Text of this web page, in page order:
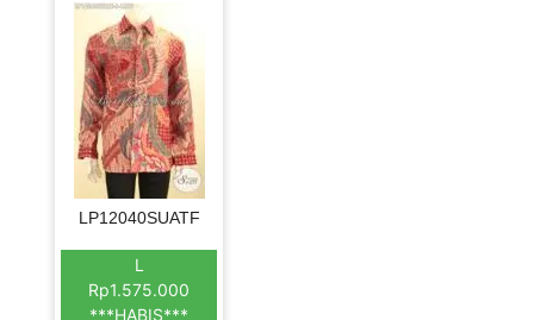
LP12040SUATF
L
Rp1.575.000
***HABIS***